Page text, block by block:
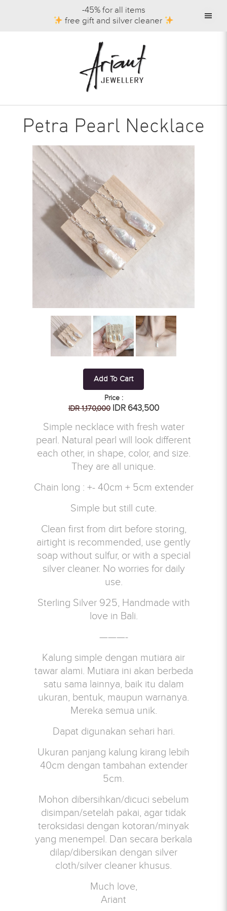
-45% for all items
free gift and silver cleaner
Petra Pearl Necklace
Add To Cart
Price :
IDR 1,170,000IDR 643,500
Simple necklace with fresh water
pearl. Natural pearl will look different
each other, in shape, color, and size.
They are all unique.
Chain long : +- 40cm + 5cm extender
Simple but still cute.
Clean first from dirt before storing,
airtight is recommended, use gently
soap without sulfur, or with a special
silver cleaner. No worries for daily
use.
Sterling Silver 925, Handmade with
love in Bali.
———-
Kalung simple dengan mutiara air
tawar alami. Mutiara ini akan berbeda
satu sama lainnya, baik itu dalam
ukuran, bentuk, maupun warnanya.
Mereka semua unik.
Dapat digunakan sehari hari.
Ukuran panjang kalung kirang lebih
40cm dengan tambahan extender
5cm.
Mohon dibersihkan/dicuci sebelum
disimpan/setelah pakai, agar tidak
teroksidasi dengan kotoran/minyak
yang menempel. Dan secara berkala
dilap/dibersikan dengan silver
cloth/silver cleaner khusus.
Much love,
Ariant